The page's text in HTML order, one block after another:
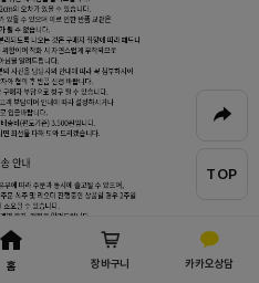
TOP
홈 장바구니 카카오상담